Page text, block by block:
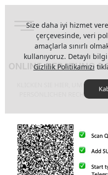
ONLINE-BERATUNG &
KLICKEN SIE HIER, UM EINEN
PERSÖNLICHEN
Size daha iyi hizmet
çerçevesinde, veri
amaçlarla sınırlı
kullanıyoruz. Detaylı
Gizlilik Politikamızı